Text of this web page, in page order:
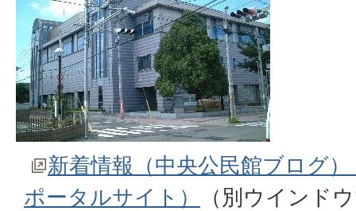
新着情報（中央公民館ブログ
ポータルサイト）
（別ウインド